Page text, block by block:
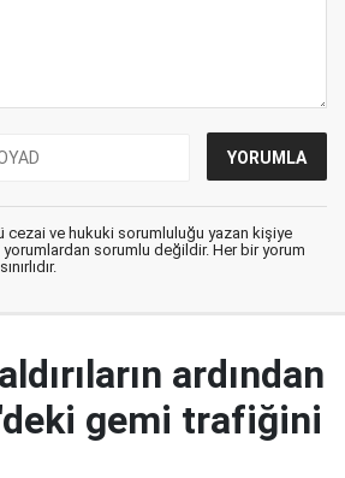
cezai ve hukuki sorumluluğu yazan kişiye
yorumlardan sorumlu değildir. Her bir yorum
ardından
gemi trafiğini